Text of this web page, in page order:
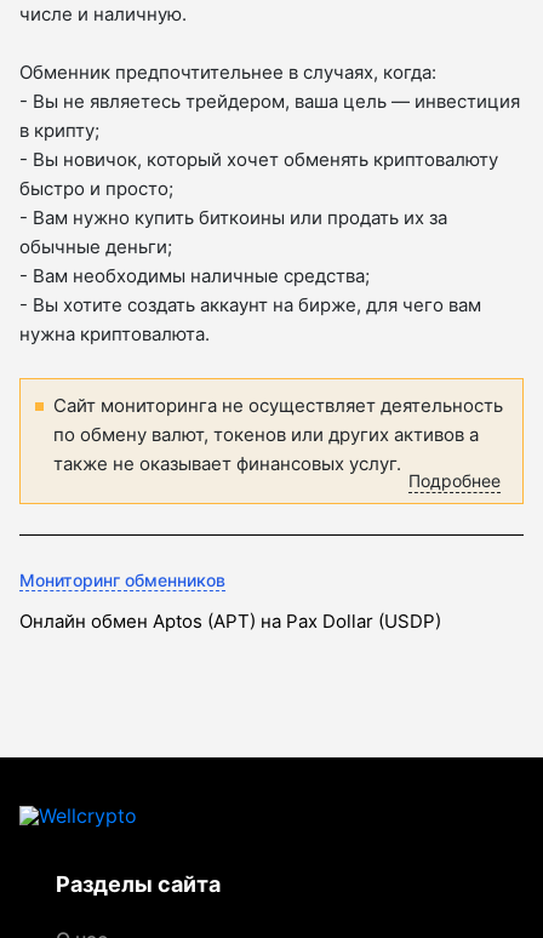
числе и наличную.
Обменник предпочтительнее в случаях, когда:
- Вы не являетесь трейдером, ваша цель — инвестиция
в крипту;
- Вы новичок, который хочет обменять криптовалюту
быстро и просто;
- Вам нужно купить биткоины или продать их за
обычные деньги;
- Вам необходимы наличные средства;
- Вы хотите создать аккаунт на бирже, для чего вам
нужна криптовалюта.
Сайт мониторинга не осуществляет деятельность
по обмену валют, токенов или других активов а
также не оказывает финансовых услуг.
Подробнее
Мониторинг обменников
Онлайн обмен Aptos (APT) на Pax Dollar (USDP)
Разделы сайта